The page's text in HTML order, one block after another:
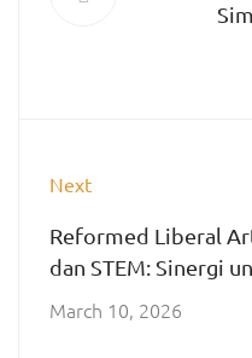
Bersinar
Next
Reformed Liberal
dan STEM: Sinergi
Masa Depan
March 10, 2026